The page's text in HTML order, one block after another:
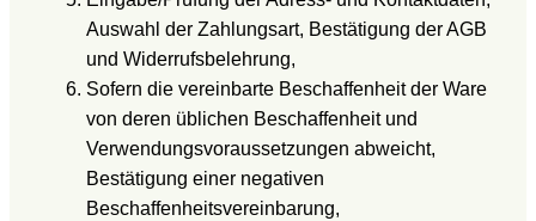
Auswahl der Zahlungsart, Bestätigung der AGB
und Widerrufsbelehrung,
Sofern die vereinbarte Beschaffenheit der Ware
von deren üblichen Beschaffenheit und
Verwendungsvoraussetzungen abweicht,
Bestätigung einer negativen
Beschaffenheitsvereinbarung,